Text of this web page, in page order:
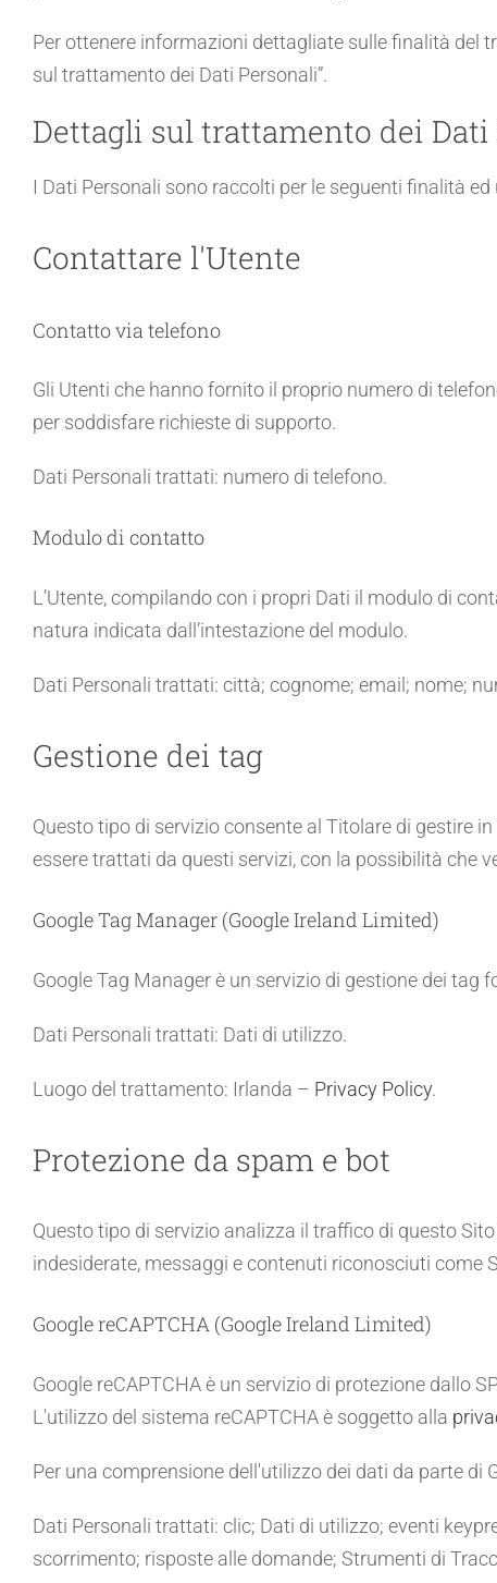
Per ottenere informazioni dettagliate sulle finalità del
sul trattamento dei Dati Personali”.
Dettagli sul trattamento dei Dati
I Dati Personali sono raccolti per le seguenti finalità
Contattare l'Utente
Contatto via telefono
Gli Utenti che hanno fornito il proprio numero di
per soddisfare richieste di supporto.
Dati Personali trattati: numero di telefono.
Modulo di contatto
L’Utente, compilando con i propri Dati il modulo di
natura indicata dall’intestazione del modulo.
Dati Personali trattati: città; cognome; email; nome;
Gestione dei tag
Questo tipo di servizio consente al Titolare di gestire
essere trattati da questi servizi, con la possibilità che
Google Tag Manager (Google Ireland Limited)
Google Tag Manager è un servizio di gestione dei tag
Dati Personali trattati: Dati di utilizzo.
Luogo del trattamento: Irlanda – Privacy Policy.
Protezione da spam e bot
Questo tipo di servizio analizza il traffico di questo
indesiderate, messaggi e contenuti riconosciuti come
Google reCAPTCHA (Google Ireland Limited)
Google reCAPTCHA è un servizio di protezione dallo
L'utilizzo del sistema reCAPTCHA è soggetto alla
Per una comprensione dell'utilizzo dei dati da parte di
Dati Personali trattati: clic; Dati di utilizzo; eventi
scorrimento; risposte alle domande; Strumenti di